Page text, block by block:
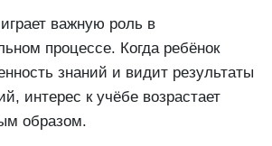
важную роль в
процессе. Когда ребёнок
знаний и видит результаты
интерес к учёбе возрастает
образом.